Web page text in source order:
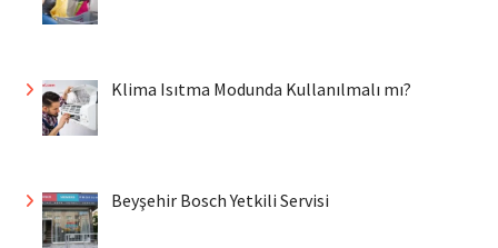
Klima Isıtma Modunda Kullanılmalı mı?
Beyşehir Bosch Yetkili Servisi